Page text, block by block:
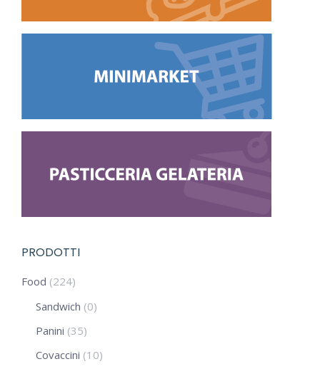
PRODOTTI
Food (224)
Sandwich (0)
Panini (35)
Covaccini (10)